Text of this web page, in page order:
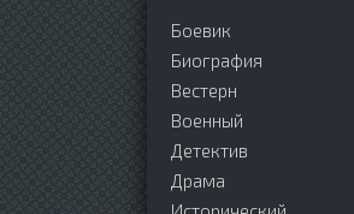
Боевик
Биография
Вестерн
Военный
Детектив
Драма